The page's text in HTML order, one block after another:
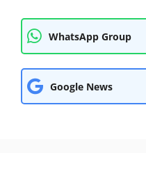
WhatsApp Group
Google News